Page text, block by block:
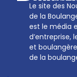
Le site des
de la
est le média
d’entreprise,
et
de la